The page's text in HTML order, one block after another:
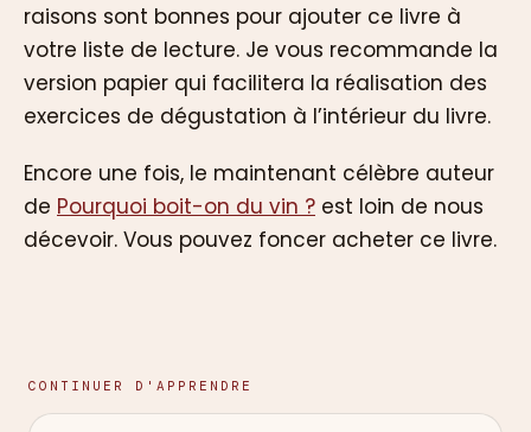
raisons sont bonnes pour ajouter ce livre à
votre liste de lecture. Je vous recommande la
version papier qui facilitera la réalisation des
exercices de dégustation à l’intérieur du livre.
Encore une fois, le maintenant célèbre auteur
de Pourquoi boit-on du vin ? est loin de nous
décevoir. Vous pouvez foncer acheter ce livre.
CONTINUER D'APPRENDRE